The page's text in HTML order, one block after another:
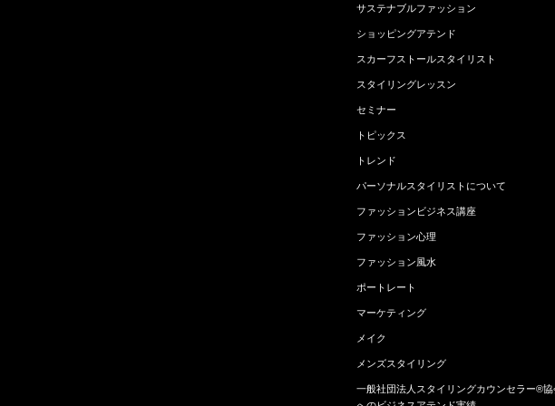
サステナブルファッション
ショッピングアテンド
スカーフストールスタイリスト
スタイリングレッスン
セミナー
トピックス
トレンド
パーソナルスタイリストについて
ファッションビジネス講座
ファッション心理
ファッション風水
ポートレート
マーケティング
メイク
メンズスタイリング
一般社団法人スタイリングカウンセラー®協